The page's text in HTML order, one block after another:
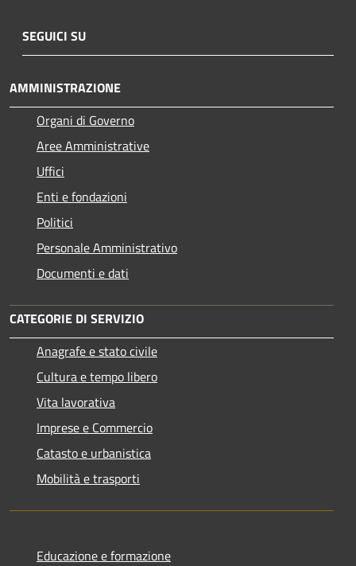
SEGUICI SU
AMMINISTRAZIONE
Organi di Governo
Aree Amministrative
Uffici
Enti e fondazioni
Politici
Personale Amministrativo
Documenti e dati
CATEGORIE DI SERVIZIO
Anagrafe e stato civile
Cultura e tempo libero
Vita lavorativa
Imprese e Commercio
Catasto e urbanistica
Mobilità e trasporti
Educazione e formazione